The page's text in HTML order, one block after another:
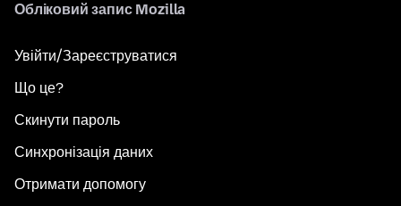
Обліковий запис Mozilla
Увійти/Зареєструватися
Що це?
Скинути пароль
Синхронізація даних
Отримати допомогу